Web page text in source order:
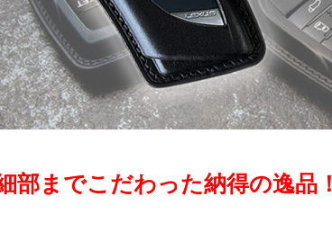
部までこだわった納得の逸品！